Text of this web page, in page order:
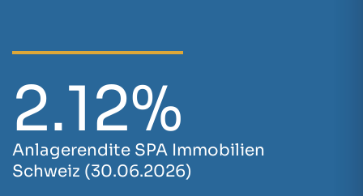
2.12%
Anlagerendite SPA Immobilien
Schweiz (30.06.2026)